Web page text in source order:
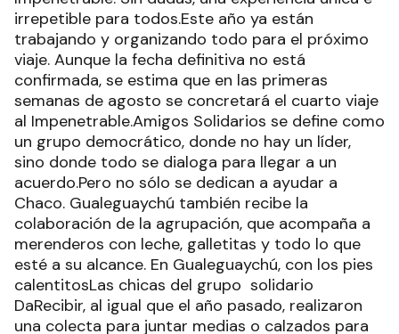
irrepetible para todos.Este año ya están
trabajando y organizando todo para el próximo
viaje. Aunque la fecha definitiva no está
confirmada, se estima que en las primeras
semanas de agosto se concretará el cuarto viaje
al Impenetrable.Amigos Solidarios se define como
un grupo democrático, donde no hay un líder,
sino donde todo se dialoga para llegar a un
acuerdo.Pero no sólo se dedican a ayudar a
Chaco. Gualeguaychú también recibe la
colaboración de la agrupación, que acompaña a
merenderos con leche, galletitas y todo lo que
esté a su alcance. En Gualeguaychú, con los pies
calentitosLas chicas del grupo solidario
DaRecibir, al igual que el año pasado, realizaron
una colecta para juntar medias o calzados para